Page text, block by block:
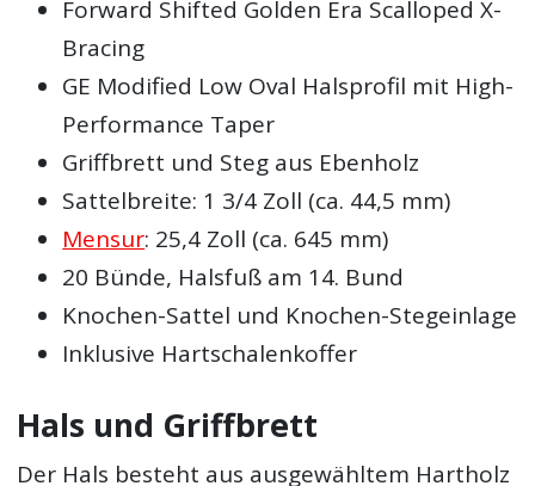
Forward Shifted Golden Era Scalloped X-
Bracing
GE Modified Low Oval Halsprofil mit High-
Performance Taper
Griffbrett und Steg aus Ebenholz
Sattelbreite: 1 3/4 Zoll (ca. 44,5 mm)
Mensur: 25,4 Zoll (ca. 645 mm)
20 Bünde, Halsfuß am 14. Bund
Knochen-Sattel und Knochen-Stegeinlage
Inklusive Hartschalenkoffer
Hals und Griffbrett
Der Hals besteht aus ausgewähltem Hartholz